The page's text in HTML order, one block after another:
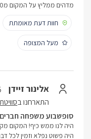
מדהים ממליץ על המקום מ10/10
חוות דעת מאומתת
מעל המצופה
אלינור זיידן
התארחנו ב
סופשבוע משפחה
היה לנו ממש כיף! המקום
היה פשוט נפלא וזמין לכל